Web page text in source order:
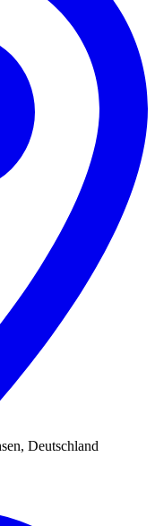
Deutschland